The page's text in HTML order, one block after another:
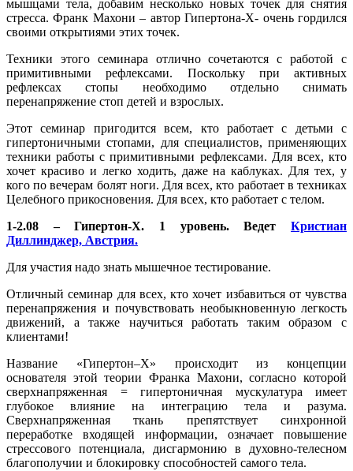
мышцами тела, добавим несколько новых точек для снятия
стресса. Франк Махони – автор Гипертона-Х- очень гордился
своими открытиями этих точек.
Техники этого семинара отлично сочетаются с работой с
примитивными рефлексами. Поскольку при активных
рефлексах стопы необходимо отдельно снимать
перенапряжение стоп детей и взрослых.
Этот семинар пригодится всем, кто работает с детьми с
гипертоничными стопами, для специалистов, применяющих
техники работы с примитивными рефлексами. Для всех, кто
хочет красиво и легко ходить, даже на каблуках. Для тех, у
кого по вечерам болят ноги. Для всех, кто работает в техниках
Целебного прикосновения. Для всех, кто работает с телом.
1-2.08 – Гипертон-Х. 1 уровень. Ведет Кристиан
Диллинджер, Австрия.
Для участия надо знать мышечное тестирование.
Отличный семинар для всех, кто хочет избавиться от чувства
перенапряжения и почувствовать необыкновенную легкость
движений, а также научиться работать таким образом с
клиентами!
Название «Гипертон–Х» происходит из концепции
основателя этой теории Франка Махони, согласно которой
сверхнапряженная = гипертоничная мускулатура имеет
глубокое влияние на интеграцию тела и разума.
Сверхнапряженная ткань препятствует синхронной
переработке входящей информации, означает повышение
стрессового потенциала, дисгармонию в духовно-телесном
благополучии и блокировку способностей самого тела.